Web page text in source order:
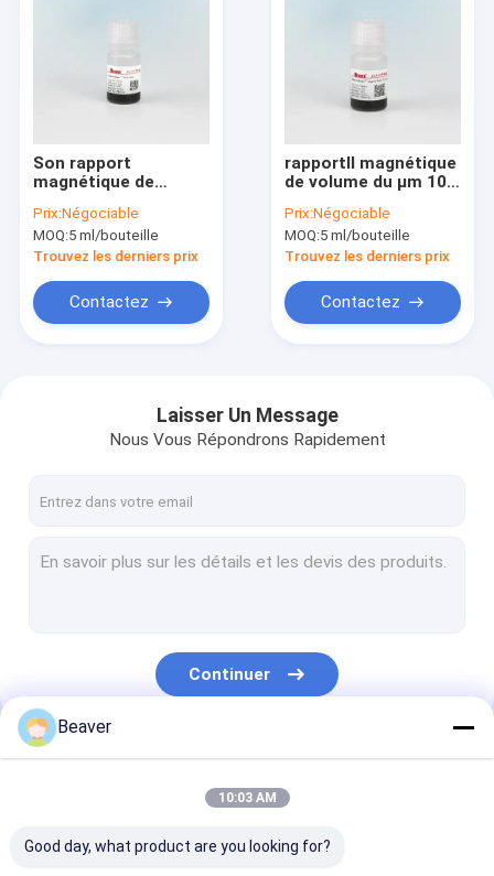
Son rapport
magnétique de
10% de perles
d'étiquette de
protéine d'IDA-cobalt
purification
Prix:Négociable
MOQ:5 ml/bouteille
Trouvez les derniers prix
Contactez
rapportⅡ magnétique
de volume du μm 10%
d'agarose de
Streptocoque-
étiquette 5 ml
Prix:Négociable
MOQ:5 ml/bouteille
Trouvez les derniers prix
Contactez
Laisser Un Message
Nous Vous Répondrons Rapidement
Continuer
Nos Catégories
Beaver
10:03 AM
Good day, what product are you looking for?